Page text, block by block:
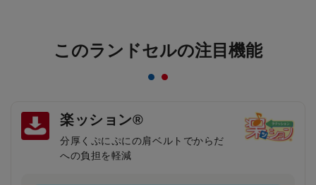
このランドセルの注目機能
楽ッション®
分厚くぷにぷにの肩ベルトでからだ
への負担を軽減